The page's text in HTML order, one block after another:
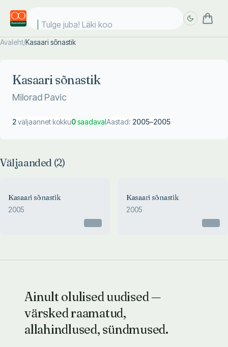
Tulge juba! Läki kool
Avaleht/Kasaari sõnastik
Kasaari sõnastik
Milorad Pavic
2väljaannet kokku0saadavalAastad: 2005–2005
Väljaanded (2)
Kasaari sõnastik
2005
Kasaari sõnastik
2005
Ainult olulised uudised —
värsked raamatud,
allahindlused, sündmused.